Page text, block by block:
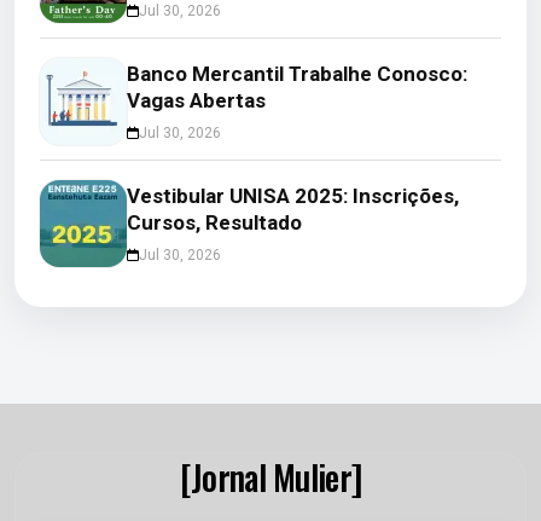
Jul 30, 2026
Banco Mercantil Trabalhe Conosco:
Vagas Abertas
Jul 30, 2026
Vestibular UNISA 2025: Inscrições,
Cursos, Resultado
Jul 30, 2026
[Jornal Mulier]